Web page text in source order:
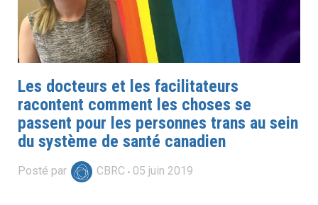
Les docteurs et les facilitateurs
racontent comment les choses se
passent pour les personnes trans au sein
du système de santé canadien
Posté par CBRC 05 juin 2019